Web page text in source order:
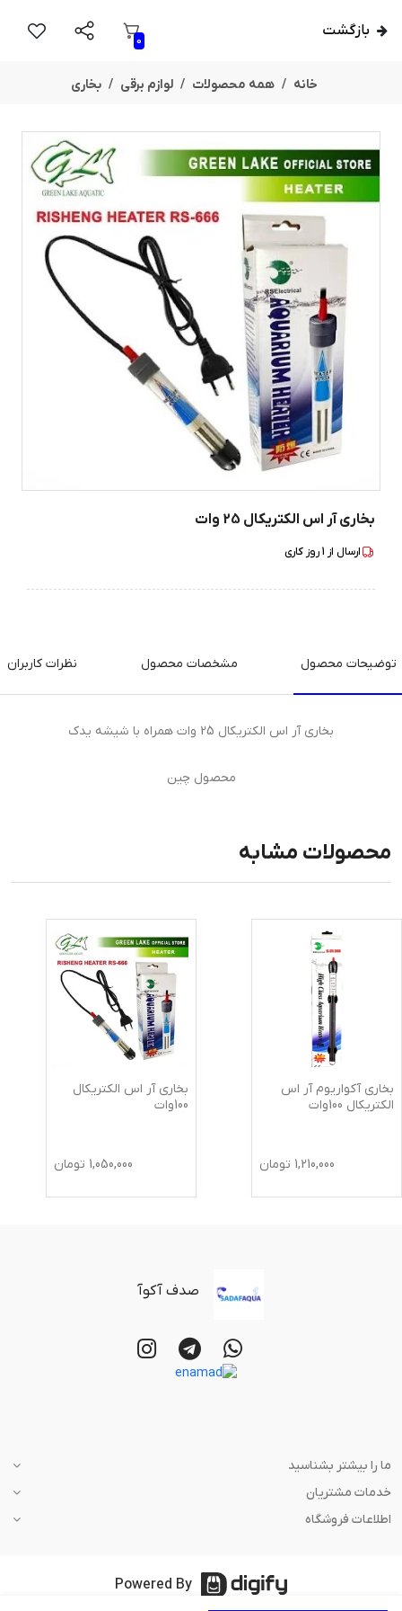
بازگشت
0
خانه همه محصولات لوازم برقی بخاری
بخاری آر اس الکتریکال 25 وات
ارسال از 1روز کاری
توضیحات محصول مشخصات محصول نظرات کاربران
بخاری آر اس الکتریکال 25 وات همراه با شیشه یدک
محصول چین
محصولات مشابه
بخاری آکواریوم آر اس
الکتریکال 100وات
1,210,000 تومان
بخاری آر اس الکتریکال
100وات
1,050,000 تومان
صدف آکوآ
ما را بیشتر بشناسید
خدمات مشتریان
اطلاعات فروشگاه
Powered By